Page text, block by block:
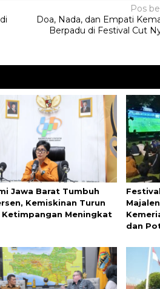
Pos
‎Doa, Nada, dan Empati
Berpadu di Festival Cut
Jawa Barat Tumbuh
Kemiskinan Turun
Ketimpangan Meningkat
dan